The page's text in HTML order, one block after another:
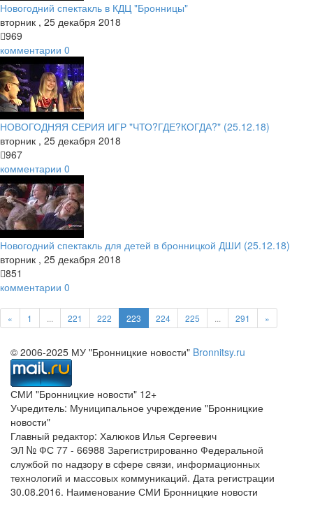
Новогодний спектакль в КДЦ "Бронницы"
вторник , 25 декабря 2018
969
комментарии 0
НОВОГОДНЯЯ СЕРИЯ ИГР "ЧТО?ГДЕ?КОГДА?" (25.12.18)
вторник , 25 декабря 2018
967
комментарии 0
Новогодний спектакль для детей в бронницкой ДШИ (25.12.18)
вторник , 25 декабря 2018
851
комментарии 0
« 1 221 222 223 224 225 291 »
© 2006-2025 МУ "Бронницкие новости" Bronnitsy.ru
СМИ "Бронницкие новости" 12+
Учредитель: Муниципальное учреждение "Бронницкие
новости"
Главный редактор: Халюков Илья Сергеевич
ЭЛ № ФС 77 - 66988 Зарегистрированно Федеральной
службой по надзору в сфере связи, информационных
технологий и массовых коммуникаций. Дата регистрации
30.08.2016. Наименование СМИ Бронницкие новости